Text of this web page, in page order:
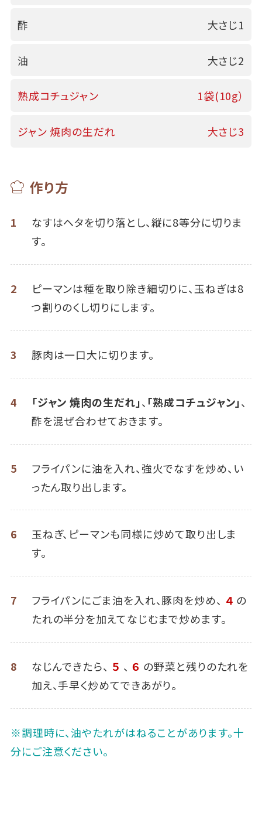
酢 大さじ1
油 大さじ2
熟成コチュジャン 1袋(10g）
ジャン 焼肉の生だれ 大さじ3
作り方
1
なすはヘタを切り落とし、縦に8等分に切りま
す。
2
ピーマンは種を取り除き細切りに、玉ねぎは8
つ割りのくし切りにします。
3 豚肉は一口大に切ります。
4 「ジャン 焼肉の生だれ」、 「熟成コチュジャン」、
酢を混ぜ合わせておきます。
5
フライパンに油を入れ、強火でなすを炒め、い
ったん取り出します。
6
玉ねぎ、ピーマンも同様に炒めて取り出しま
す。
7 フライパンにごま油を入れ、豚肉を炒め、 ４ の
たれの半分を加えてなじむまで炒めます。
8 なじんできたら、 ５ 、 ６ の野菜と残りのたれを
加え、手早く炒めてできあがり。
※調理時に、油やたれがはねることがあります。十
分にご注意ください。